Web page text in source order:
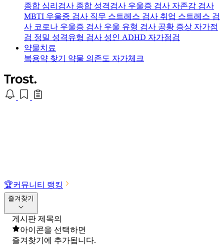
종합 심리검사 종합 성격검사 우울증 검사 자존감 검사
MBTI 우울증 검사 직무 스트레스 검사 취업 스트레스 검
사 코로나 우울증 검사 우울 유형 검사 공황 증상 자가점
검 정밀 성격유형 검사 성인 ADHD 자가점검
약물치료
복용약 찾기 약물 의존도 자가체크
🏆커뮤니티 랭킹
즐겨찾기
게시판 제목의
아이콘을 선택하면
즐겨찾기에 추가됩니다.